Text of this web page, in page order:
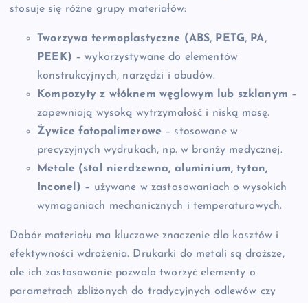
stosuje się różne grupy materiałów:
Tworzywa termoplastyczne (ABS, PETG, PA,
PEEK) – wykorzystywane do elementów
konstrukcyjnych, narzędzi i obudów.
Kompozyty z włóknem węglowym lub szklanym –
zapewniają wysoką wytrzymałość i niską masę.
Żywice fotopolimerowe – stosowane w
precyzyjnych wydrukach, np. w branży medycznej.
Metale (stal nierdzewna, aluminium, tytan,
Inconel) – używane w zastosowaniach o wysokich
wymaganiach mechanicznych i temperaturowych.
Dobór materiału ma kluczowe znaczenie dla kosztów i
efektywności wdrożenia. Drukarki do metali są droższe,
ale ich zastosowanie pozwala tworzyć elementy o
parametrach zbliżonych do tradycyjnych odlewów czy